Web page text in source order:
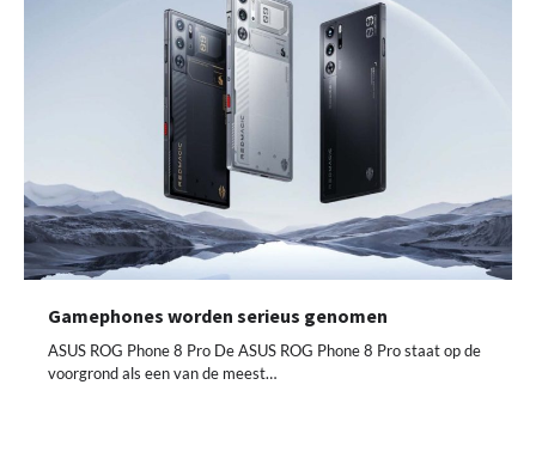
Gamephones worden serieus genomen
ASUS ROG Phone 8 Pro De ASUS ROG Phone 8 Pro staat op de
voorgrond als een van de meest…